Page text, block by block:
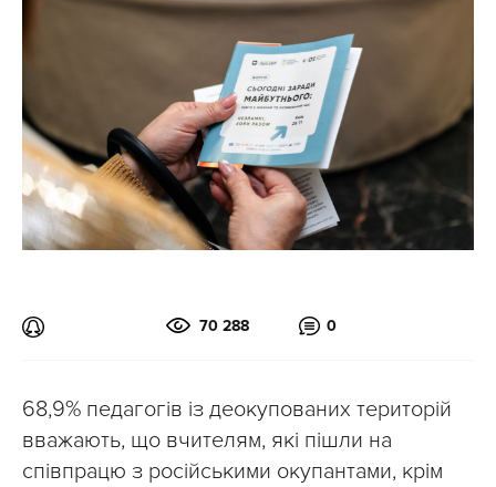
70 288 0
68,9% педагогів із деокупованих територій
вважають, що вчителям, які пішли на
співпрацю з російськими окупантами, крім